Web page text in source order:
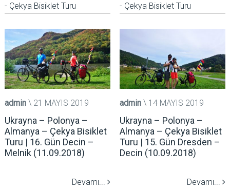
- Çekya Bisiklet Turu
- Çekya Bisiklet Turu
admin 21 MAYIS 2019
Ukrayna – Polonya –
Almanya – Çekya Bisiklet
Turu | 16. Gün Decin –
Melnik (11.09.2018)
Devamı...
admin 14 MAYIS 2019
Ukrayna – Polonya –
Almanya – Çekya Bisiklet
Turu | 15. Gün Dresden –
Decin (10.09.2018)
Devamı...